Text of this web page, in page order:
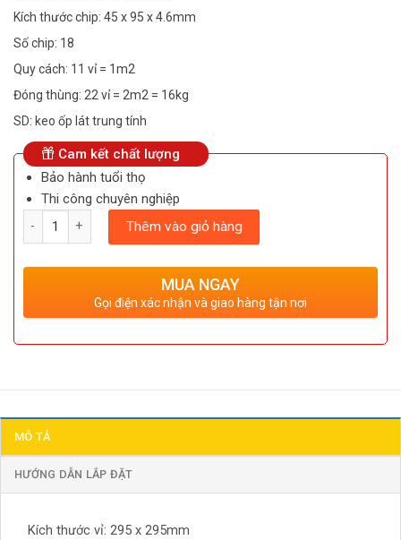
Kích thước chip: 45 x 95 x 4.6mm
Số chip: 18
Quy cách: 11 vỉ = 1m2
Đóng thùng: 22 vỉ = 2m2 = 16kg
SD: keo ốp lát trung tính
Cam kết chất lượng
Bảo hành tuổi thọ
Thi công chuyên nghiệp
Số lượng
Thêm vào giỏ hàng
MUA NGAY
Gọi điện xác nhận và giao hàng tận nơi
MÔ TẢ
HƯỚNG DẪN LẮP ĐẶT
Kích thước vỉ: 295 x 295mm